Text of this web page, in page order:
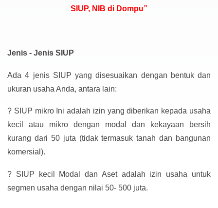
SIUP, NIB di Dompu”
Jenis - Jenis SIUP
Ada 4 jenis SIUP yang disesuaikan dengan bentuk dan
ukuran usaha Anda, antara lain:
? SIUP mikro Ini adalah izin yang diberikan kepada usaha
kecil atau mikro dengan modal dan kekayaan bersih
kurang dari 50 juta (tidak termasuk tanah dan bangunan
komersial).
? SIUP kecil Modal dan Aset adalah izin usaha untuk
segmen usaha dengan nilai 50- 500 juta.